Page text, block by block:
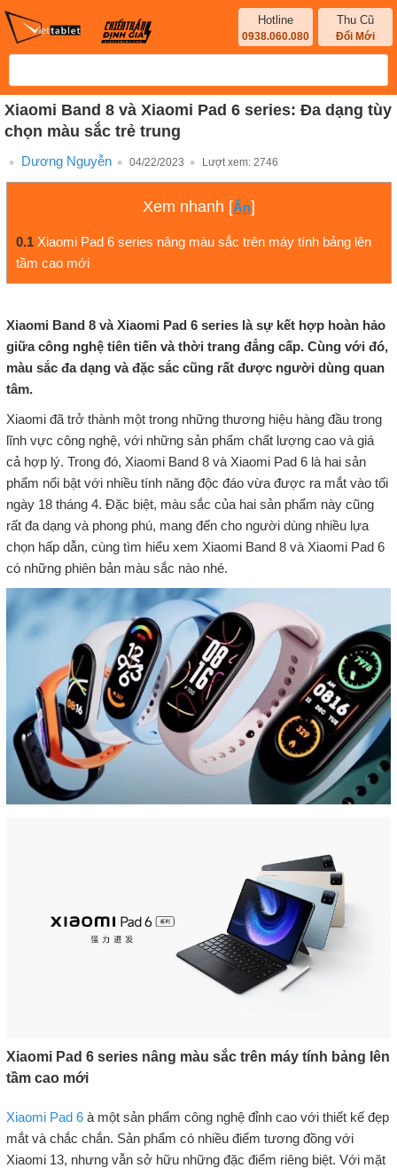
Hotline
0938.060.080
Thu Cũ
Đổi Mới
Xiaomi Band 8 và Xiaomi Pad 6 series: Đa dạng tùy
chọn màu sắc trẻ trung
Dương Nguyễn 04/22/2023 Lượt xem: 2746
Xem nhanh [Ẩn]
0.1 Xiaomi Pad 6 series nâng màu sắc trên máy tính bảng lên
tầm cao mới
Xiaomi Band 8 và Xiaomi Pad 6 series là sự kết hợp hoàn hảo
giữa công nghệ tiên tiến và thời trang đẳng cấp. Cùng với đó,
màu sắc đa dạng và đặc sắc cũng rất được người dùng quan
tâm.
Xiaomi đã trở thành một trong những thương hiệu hàng đầu trong
lĩnh vực công nghệ, với những sản phẩm chất lượng cao và giá
cả hợp lý. Trong đó, Xiaomi Band 8 và Xiaomi Pad 6 là hai sản
phẩm nổi bật với nhiều tính năng độc đáo vừa được ra mắt vào tối
ngày 18 tháng 4. Đặc biệt, màu sắc của hai sản phẩm này cũng
rất đa dạng và phong phú, mang đến cho người dùng nhiều lựa
chọn hấp dẫn, cùng tìm hiểu xem Xiaomi Band 8 và Xiaomi Pad 6
có những phiên bản màu sắc nào nhé.
Xiaomi Pad 6 series nâng màu sắc trên máy tính bảng lên
tầm cao mới
Xiaomi Pad 6 à một sản phẩm công nghệ đỉnh cao với thiết kế đẹp
mắt và chắc chắn. Sản phẩm có nhiều điểm tương đồng với
Xiaomi 13, nhưng vẫn sở hữu những đặc điểm riêng biệt. Với mặt